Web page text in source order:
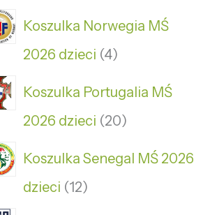
Koszulka Norwegia MŚ
2026 dzieci 4
Koszulka Portugalia MŚ
2026 dzieci 20
Koszulka Senegal MŚ 2026
dzieci 12